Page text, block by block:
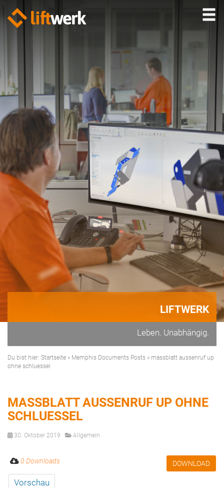
LIFTWERK
Leben. Unabhängig.
Du bist hier: Startseite » Memphis Documents Posts » massblatt aussenruf up
ohne schluessel
MASSBLATT AUSSENRUF UP OHNE
SCHLUESSEL
30. Oktober 2019 Allgemein
DOWNLOAD
0 Downloads
Vorschau